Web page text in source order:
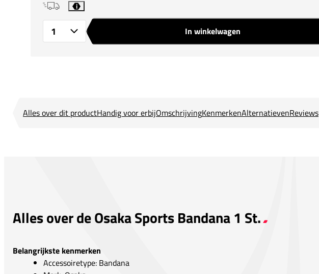
i
In winkelwagen
Alles over dit productHandig voor erbijOmschrijvingKenmerkenAlternatievenReviews
Alles over de Osaka Sports Bandana 1 St.
Belangrijkste kenmerken
Accessoiretype: Bandana